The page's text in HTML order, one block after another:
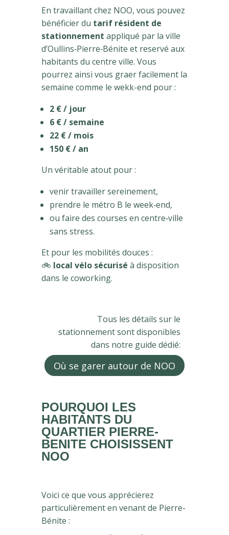
En travaillant chez NOO, vous pouvez
bénéficier du tarif résident de
stationnement appliqué par la ville
d’Oullins‑Pierre‑Bénite et reservé aux
habitants du centre ville. Vous
pourrez ainsi vous graer facilement la
semaine comme le wekk-end pour :
2 € / jour
6 € / semaine
22 € / mois
150 € / an
Un véritable atout pour :
venir travailler sereinement,
prendre le métro B le week‑end,
ou faire des courses en centre‑ville
sans stress.
Et pour les mobilités douces :
🚲 local vélo sécurisé à disposition
dans le coworking.
Tous les détails sur le
stationnement sont disponibles
dans notre guide dédié:
Où se garer autour de NOO
POURQUOI LES
HABITANTS DU
QUARTIER PIERRE-
BENITE CHOISISSENT
NOO
Voici ce que vous apprécierez
particulièrement en venant de Pierre-
Bénite :